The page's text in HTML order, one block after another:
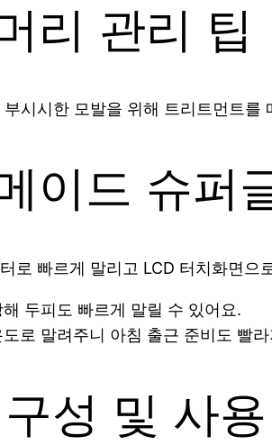
리 관리 팁
시시한 모발을 위해 트리트먼트
이드 슈퍼
로 빠르게 말리고 LCD 터치화면
두피도 빠르게 말릴 수 있어요.
로 말려주니 아침 출근 준비도 빨
성 및 사